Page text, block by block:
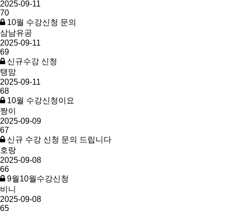
2025-09-11
70
10월 수강신청 문의
삼남유공
2025-09-11
69
신규수강 신청
탱맘
2025-09-11
68
10월 수강신청이요
짱이
2025-09-09
67
신규 수강 신청 문의 드립니다
호랑
2025-09-08
66
9월10월수강신청
비니
2025-09-08
65